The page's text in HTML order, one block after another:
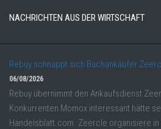
NACHRICHTEN AUS DER WIRTSCHAFT
Rebuy schnappt sich Buchankäufer
06/08/2026
Rebuy übernimmt den Ankaufsdienst
Konkurrenten Momox interessant hätte
Handelsblatt.com. Zeercle organisiere in